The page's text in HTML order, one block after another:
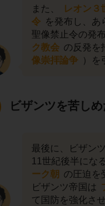
また、 レオン３
令 を発布し、あ
聖像禁止令の発
ク教会 の反発を
像崇拝論争 ）を
ビザンツを苦し
最後に、ビザン
11世紀後半にな
ーク朝 の圧迫を
ビザンツ帝国は
て国防を強化さ